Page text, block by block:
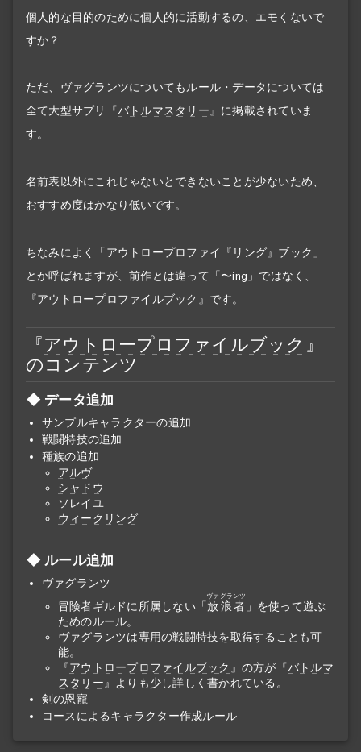
個人的な目的のために個人的に活動するの、エモくないで
すか？
ただ、ヴァグランツについてもルール・データについては
全て大型サプリ『バトルマスタリー』に掲載されていま
す。
名前表以外にこれじゃないとできないことが少ないため、
おすすめ度はかなり低いです。
ちなみによく「アウトロープロファイ『リング』ブック」
とか呼ばれますが、前作とは違って「〜ing」ではなく、
『アウトロープロファイルブック 』です。
『アウトロープロファイルブック 』
のコンテンツ
データ追加
サンプルキャラクターの追加
戦闘特技の追加
種族の追加
アルヴ
シャドウ
ソレイユ
ウィークリング
ルール追加
ヴァグランツ
冒険者ギルドに所属しない「放浪者
ヴァグランツ
」を使って遊ぶ
ためのルール。
ヴァグランツは専用の戦闘特技を取得することも可
能。
『アウトロープロファイルブック 』の方が『バトルマ
スタリー 』よりも少し詳しく書かれている。
剣の恩寵
コースによるキャラクター作成ルール